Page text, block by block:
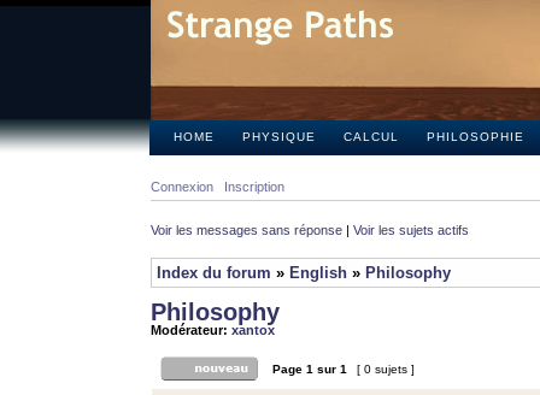
HOME PHYSIQUE CALCUL PHILOSOPHIE
Connexion Inscription
Voir les messages sans réponse | Voir les sujets actifs
Index du forum » English » Philosophy
Philosophy
Modérateur: xantox
Page 1 sur 1 [ 0 sujets ]